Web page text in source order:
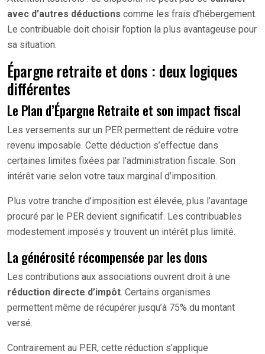
avec d’autres déductions comme les frais d’hébergement.
Le contribuable doit choisir l’option la plus avantageuse pour
sa situation.
Épargne retraite et dons : deux logiques
différentes
Le Plan d’Épargne Retraite et son impact fiscal
Les versements sur un PER permettent de réduire votre
revenu imposable. Cette déduction s’effectue dans
certaines limites fixées par l’administration fiscale. Son
intérêt varie selon votre taux marginal d’imposition.
Plus votre tranche d’imposition est élevée, plus l’avantage
procuré par le PER devient significatif. Les contribuables
modestement imposés y trouvent un intérêt plus limité.
La générosité récompensée par les dons
Les contributions aux associations ouvrent droit à une
réduction directe d’impôt. Certains organismes
permettent même de récupérer jusqu’à 75% du montant
versé.
Contrairement au PER, cette réduction s’applique